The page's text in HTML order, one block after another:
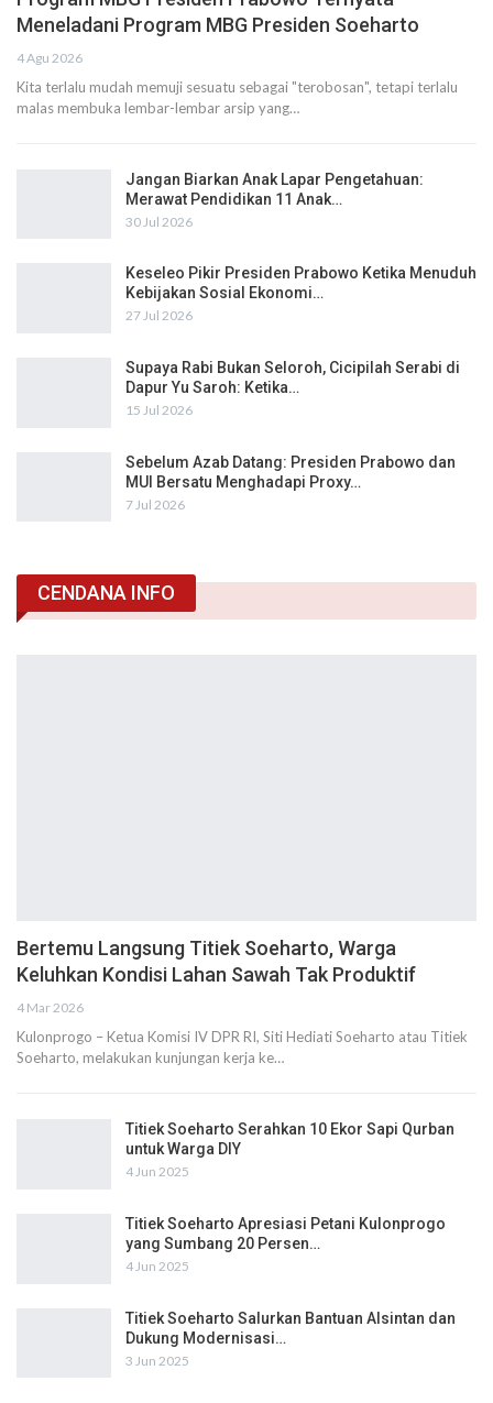
Meneladani Program MBG Presiden Soeharto
4 Agu 2026
Kita terlalu mudah memuji sesuatu sebagai "terobosan", tetapi terlalu
malas membuka lembar-lembar arsip yang…
Jangan Biarkan Anak Lapar Pengetahuan:
Merawat Pendidikan 11 Anak…
30 Jul 2026
Keseleo Pikir Presiden Prabowo Ketika Menuduh
Kebijakan Sosial Ekonomi…
27 Jul 2026
Supaya Rabi Bukan Seloroh, Cicipilah Serabi di
Dapur Yu Saroh: Ketika…
15 Jul 2026
Sebelum Azab Datang: Presiden Prabowo dan
MUI Bersatu Menghadapi Proxy…
7 Jul 2026
CENDANA INFO
Bertemu Langsung Titiek Soeharto, Warga
Keluhkan Kondisi Lahan Sawah Tak Produktif
4 Mar 2026
Kulonprogo – Ketua Komisi IV DPR RI, Siti Hediati Soeharto atau Titiek
Soeharto, melakukan kunjungan kerja ke…
Titiek Soeharto Serahkan 10 Ekor Sapi Qurban
untuk Warga DIY
4 Jun 2025
Titiek Soeharto Apresiasi Petani Kulonprogo
yang Sumbang 20 Persen…
4 Jun 2025
Titiek Soeharto Salurkan Bantuan Alsintan dan
Dukung Modernisasi…
3 Jun 2025